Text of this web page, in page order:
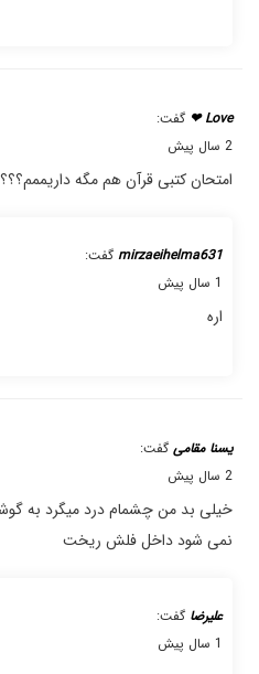
Love ❤
گفت:
2 سال پیش
امتحان کتبی قرآن هم مگه
mirzaeihelma631 گفت:
1 سال پیش
اره
یسنا مقامی گفت:
2 سال پیش
خیلی بد من چشمام درد میگرد به
نمی شود داخل فلش ریخت
علیرضا گفت:
1 سال پیش